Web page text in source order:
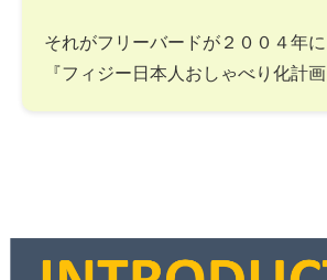
それがフリーバードが２００４年
『フィジー日本人おしゃべり化計画